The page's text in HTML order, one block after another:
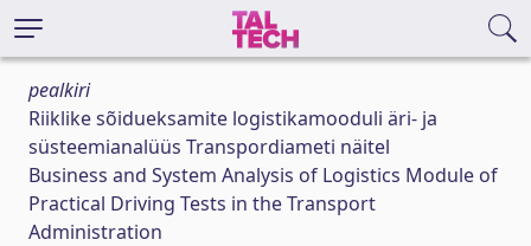
pealkiri
Riiklike sõidueksamite logistikamooduli äri- ja
süsteemianalüüs Transpordiameti näitel
Business and System Analysis of Logistics Module of
Practical Driving Tests in the Transport
Administration